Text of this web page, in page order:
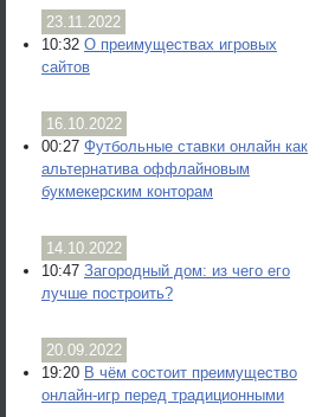
23.11.2022
10:32 О преимуществах игровых
сайтов
16.10.2022
00:27 Футбольные ставки онлайн как
альтернатива оффлайновым
букмекерским конторам
14.10.2022
10:47 Загородный дом: из чего его
лучше построить?
20.09.2022
19:20 В чём состоит преимущество
онлайн-игр перед традиционными